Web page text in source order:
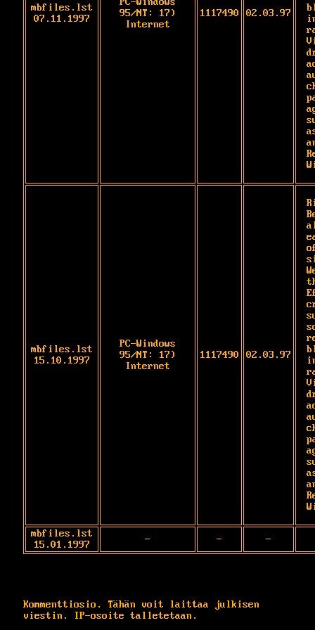
mbfiles.lst
07.11.1997
95/NT: 17)
Internet
1117490 02.03.97
mbfiles.lst
15.10.1997
PC-Windows
95/NT: 17)
Internet
1117490 02.03.97
mbfiles.lst
15.01.1997
- - -
Kommenttiosio. Tähän voit laittaa julkisen
viestin. IP-osoite talletetaan.